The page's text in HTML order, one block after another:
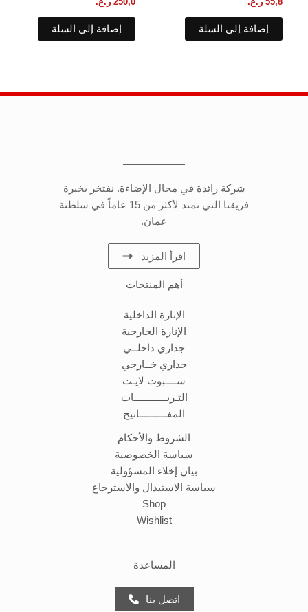
إضافة إلى السلة إضافة إلى السلة
شركة رائدة في مجال الإضاءة. نفتخر بخبرة
فريقنا التي تمتد لأكثر من 15 عاماً في سلطنة
عمان.
اقرأ المزيد
أهم المنتجات
الإنارة الداخلية
الإنارة الخارجية
جداري داخلــي
جداري خــارجي
ســــبوت لايـت
الثـريــــــــــــات
المفــــــــــاتيح
الشروط والأحكام
سياسة الخصوصية
بيان إخلاء المسؤولية
سياسة الاستبدال والاسترجاع
Shop
Wishlist
المساعدة
اتصل بنا